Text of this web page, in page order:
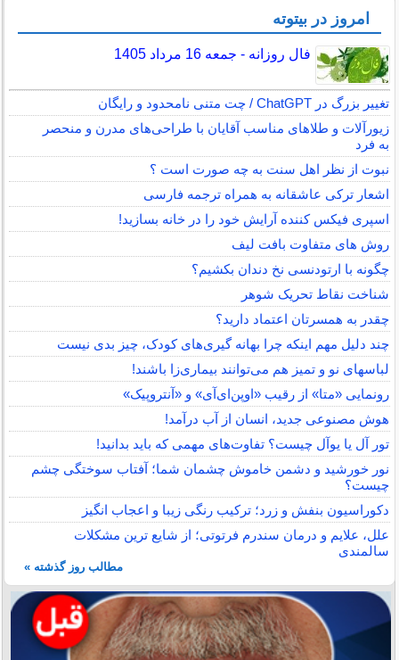
امروز در بیتوته
فال روزانه - جمعه 16 مرداد 1405
تغییر بزرگ در ChatGPT / چت متنی نامحدود و رایگان
زیورآلات و طلاهای مناسب آقایان با طراحی‌های مدرن و منحصر
به فرد
نبوت از نظر اهل سنت به چه صورت است ؟
اشعار ترکی عاشقانه به همراه ترجمه فارسی
اسپری فیکس کننده آرایش خود را در خانه بسازید!
روش های متفاوت بافت لیف
چگونه با ارتودنسی نخ دندان بکشیم؟
شناخت نقاط تحریک شوهر
چقدر به همسرتان اعتماد دارید؟
چند دلیل مهم اینکه چرا بهانه گیری‌های کودک، چیز بدی نیست
لباس‎های نو و تمیز هم می‌توانند بیماری‌زا باشند!
رونمایی «متا» از رقیب «اوپن‌ای‌آی» و «آنتروپیک»
هوش مصنوعی جدید، انسان از آب درآمد!
تور آل یا یوآل چیست؟ تفاوت‌های مهمی که باید بدانید!
نور خورشید و دشمن خاموش چشمان شما؛ آفتاب سوختگی چشم
چیست؟
دکوراسیون بنفش و زرد؛ ترکیب رنگی زیبا و اعجاب انگیز
علل، علایم و درمان سندرم فرتوتی؛ از شایع ترین مشکلات
سالمندی
مطالب روز گذشته »